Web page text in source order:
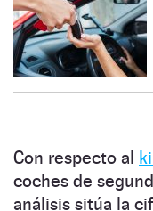
Con respecto al
coches de
análisis sitúa la